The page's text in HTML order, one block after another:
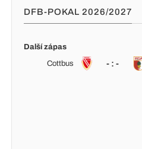
DFB-POKAL 2026/2027
Další zápas
Cottbus
- : -